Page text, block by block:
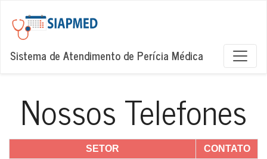
Sistema de Atendimento de Perícia Médica
Nossos Telefones
SETOR
CONTATO